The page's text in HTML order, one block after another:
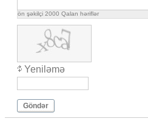
ön şəkilçi 2000 Qalan həriflər
Yeniləmə
Göndər